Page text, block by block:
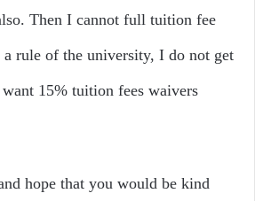
Then I cannot full tuition fee
rule of the university, I do not get
15% tuition fees waivers
hope that you would be kind